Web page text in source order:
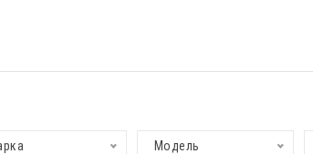
Модель